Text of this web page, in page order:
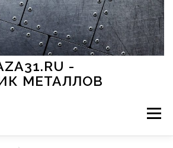
-
МЕТАЛЛОВ
Меню